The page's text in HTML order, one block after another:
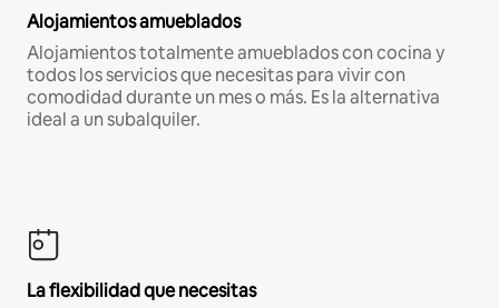
Alojamientos amueblados
Alojamientos totalmente amueblados con cocina y
todos los servicios que necesitas para vivir con
comodidad durante un mes o más. Es la alternativa
ideal a un subalquiler.
La flexibilidad que necesitas